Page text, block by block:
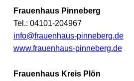
Frauenhaus Pinneberg
Tel.: 04101-204967
info@frauenhaus-pinneberg.de
www.frauenhaus-pinneberg.de
Frauenhaus Kreis Plön